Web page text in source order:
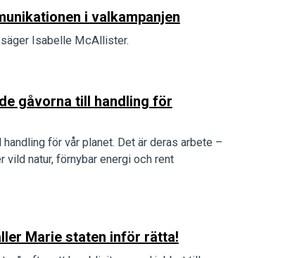
i valkampanjen
Isabelle McAllister.
gåvorna till handling för
för vår planet. Det är deras arbete –
natur, förnybar energi och rent
Marie staten inför rätta!